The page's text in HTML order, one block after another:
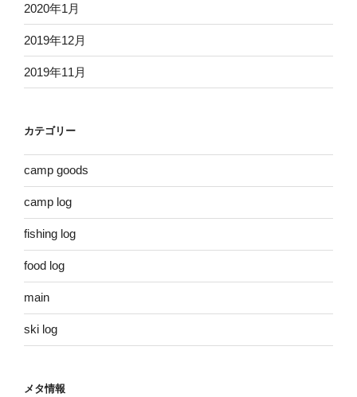
2020年1月
2019年12月
2019年11月
カテゴリー
camp goods
camp log
fishing log
food log
main
ski log
メタ情報